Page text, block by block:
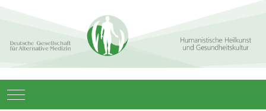
Mobile Menu Toggle